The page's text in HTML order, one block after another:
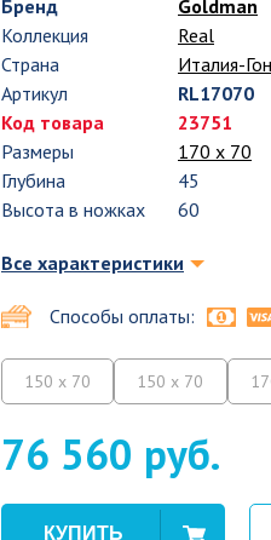
Бренд
Goldman
Коллекция
Real
Страна
Италия-
Артикул
RL17070
Код товара
23751
Размеры
170 х 70
Глубина
45
Высота в ножках
60
Все характеристики
Способы оплаты:
150 x 70 150 x 70
76 560 руб.